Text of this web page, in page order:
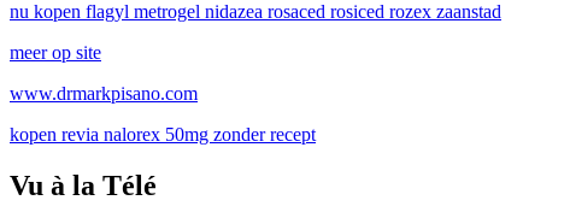
nu kopen flagyl metrogel nidazea rosaced rosiced rozex zaanstad
meer op site
www.drmarkpisano.com
kopen revia nalorex 50mg zonder recept
Vu à la Télé